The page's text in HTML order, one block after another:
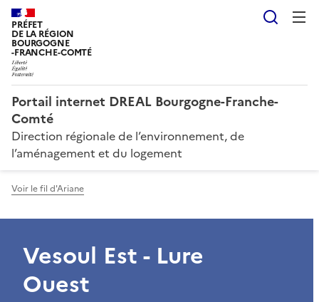
PRÉFET
DE LA RÉGION
BOURGOGNE
-FRANCHE-COMTÉ
Portail internet DREAL Bourgogne-Franche-
Comté
Direction régionale de l’environnement, de
l’aménagement et du logement
Voir le fil d'Ariane
Vesoul Est - Lure
Ouest